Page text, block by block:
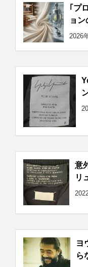
｢プ
ョ
2026
意
リ
ヨ
ら